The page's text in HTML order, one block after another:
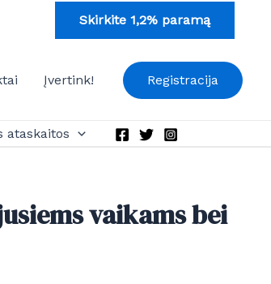
Skirkite 1,2% paramą
Įvertink! Registracija
ataskaitos
vaikams bei